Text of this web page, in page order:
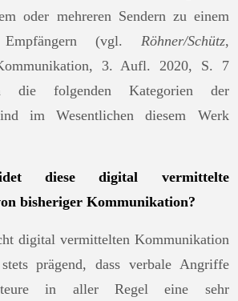
oder mehreren Sendern zu einem
(vgl. Röhner/Schütz,
3. Aufl. 2020, S. 7
folgenden Kategorien der
im Wesentlichen diesem Werk
diese digital vermittelte
bisheriger Kommunikation?
digital vermittelten Kommunikation
prägend, dass verbale Angriffe
in aller Regel eine sehr